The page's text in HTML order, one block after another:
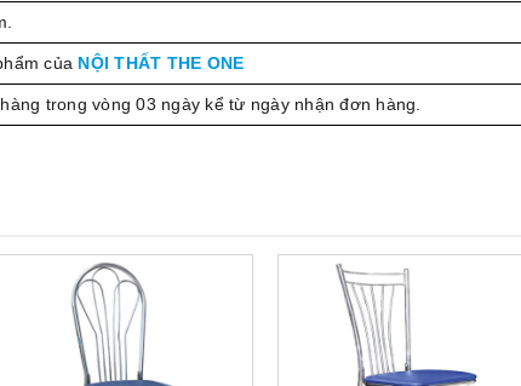
của NỘI THẤT THE ONE
trong vòng 03 ngày kể từ ngày nhận đơn hàng.